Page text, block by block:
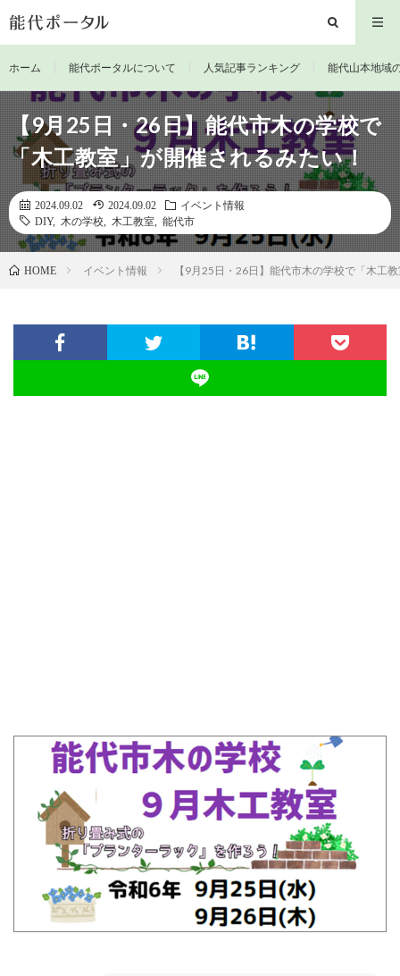
ホーム 能代ポータルについて 人気記事ランキング 能代山本地域
【9月25日・26日】能代市木の学校で
「木工教室」が開催されるみたい！
2024.09.02 2024.09.02
イベント情報
DIY, 木の学校 木工教室 能代市
HOME イベント情報 【9月25日・26日】能代市木の学校で「木工